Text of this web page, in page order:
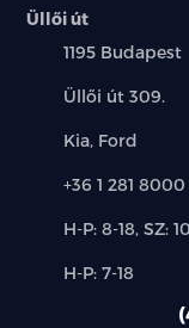
Üllői út
Település:
1195 Budapest
Cím:
Üllői út 309.
Márkák:
Kia, Ford
Telefon:
+36 1 281 8000
Új-
használt
H-P: 8-18, SZ:
Alkatrész,
H-P: 7-18